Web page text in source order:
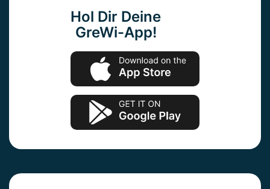
Hol Dir Deine
GreWi-App!